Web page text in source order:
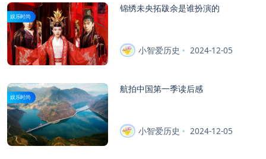
娱乐时尚
锦绣未央拓跋余是谁扮演的
小智爱历史 2024-12-05
娱乐时尚
航拍中国第一季读后感
小智爱历史 2024-12-05